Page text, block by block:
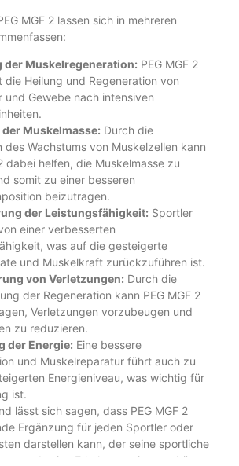
MGF 2 lassen sich in mehreren
der Muskelregeneration: PEG MGF 2
die Heilung und Regeneration von
und Gewebe nach intensiven
Muskelmasse: Durch die
des Wachstums von Muskelzellen kann
dabei helfen, die Muskelmasse zu
somit zu einer besseren
beizutragen.
der Leistungsfähigkeit: Sportler
einer verbesserten
was auf die gesteigerte
und Muskelkraft zurückzuführen ist.
von Verletzungen: Durch die
der Regeneration kann PEG MGF 2
Verletzungen vorzubeugen und
zu reduzieren.
der Energie: Eine bessere
und Muskelreparatur führt auch zu
Energieniveau, was wichtig für
ist.
lässt sich sagen, dass PEG MGF 2
Ergänzung für jeden Sportler oder
darstellen kann, der seine sportliche
und seine Erholungszeiten verkürzen